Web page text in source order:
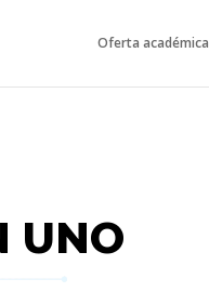
Oferta académica
UNO